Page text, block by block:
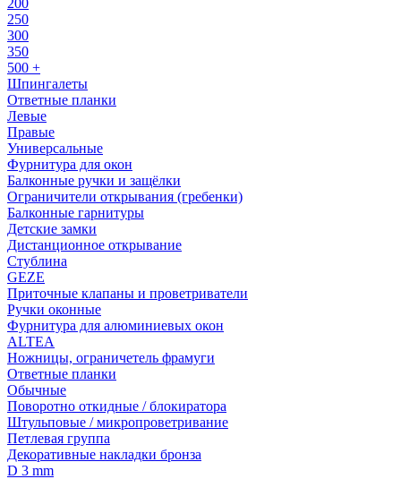
200
250
300
350
500 +
Шпингалеты
Ответные планки
Левые
Правые
Универсальные
Фурнитура для окон
Балконные ручки и защёлки
Ограничители открывания (гребенки)
Балконные гарнитуры
Детские замки
Дистанционное открывание
Стублина
GEZE
Приточные клапаны и проветриватели
Ручки оконные
Фурнитура для алюминиевых окон
ALTEA
Ножницы, ограничетель фрамуги
Ответные планки
Обычные
Поворотно откидные / блокиратора
Штульповые / микропроветривание
Петлевая группа
Декоративные накладки бронза
D 3 mm